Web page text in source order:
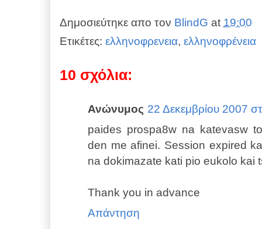
Δημοσιεύτηκε απο τον BlindG at 19:00
Ετικέτες: ελληνοφρενεια, ελληνοφρένεια
10 σχόλια:
Ανώνυμος 22 Δεκεμβρίου 2007
paides prospa8w na katevasw
den me afinei. Session expired
na dokimazate kati pio eukolo kai
Thank you in advance
Απάντηση